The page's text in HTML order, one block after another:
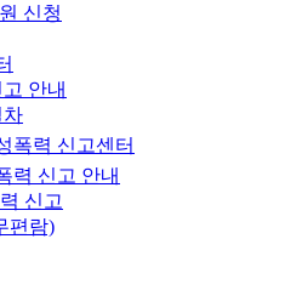
신청
안내
차
폭력 신고센터
력 신고 안내
신고
편람)